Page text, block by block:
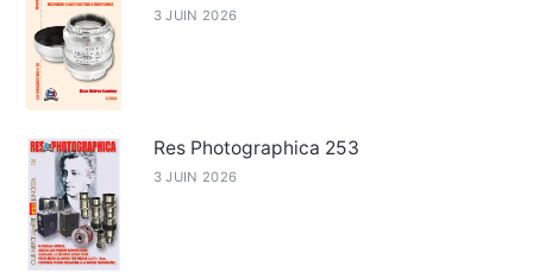
3 JUIN 2026
Res Photographica 253
3 JUIN 2026